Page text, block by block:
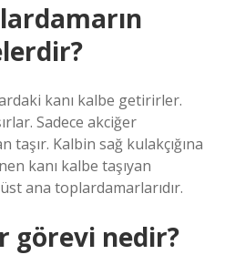
kanı kalbe getirirler.
Sadece akciğer
taşır. Kalbin sağ kulakçığına
kanı kalbe taşıyan
ana toplardamarlarıdır.
görevi nedir?